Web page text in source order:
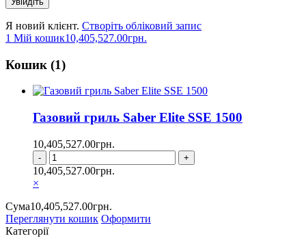
Я новий клієнт. Створіть обліковий запис
1 Мій кошик10,405,527.00грн.
Кошик (1)
Газовий гриль Saber Elite SSE 1500
10,405,527.00грн.
Газовий
гриль
SSE
1500
кількість
10,405,527.00грн.
×
Сума10,405,527.00грн.
Переглянути кошик Оформити
Категорії